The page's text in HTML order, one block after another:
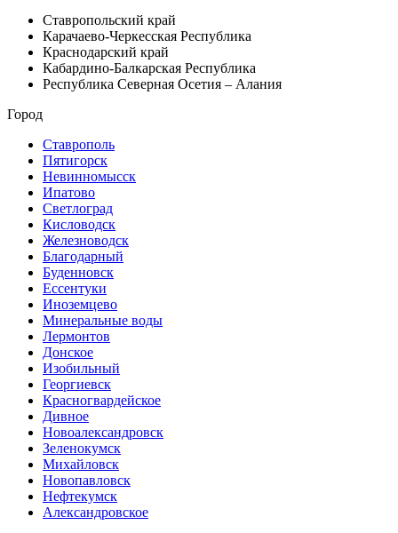
Ставропольский край
Карачаево-Черкесская Республика
Краснодарский край
Кабардино-Балкарская Республика
Республика Северная Осетия – Алания
Город
Ставрополь
Пятигорск
Невинномысск
Ипатово
Светлоград
Кисловодск
Железноводск
Благодарный
Буденновск
Ессентуки
Иноземцево
Минеральные воды
Лермонтов
Донское
Изобильный
Георгиевск
Красногвардейское
Дивное
Новоалександровск
Зеленокумск
Михайловск
Новопавловск
Нефтекумск
Александровское